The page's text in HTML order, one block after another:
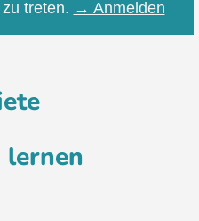
treten. → Anmelden
lernen